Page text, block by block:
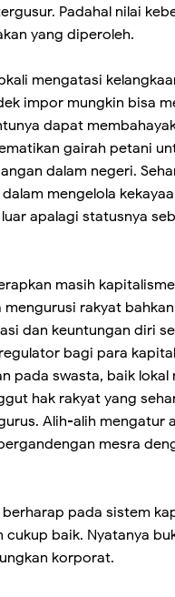
Padahal nilai
yang diperoleh.
mengatasi
impor mungkin bisa
dapat
gairah petani
dalam negeri.
mengelola
apalagi statusnya
masih
rakyat
dan keuntungan diri
bagi para
pada swasta, baik
hak rakyat yang
Alih-alih mengatur
mesra
pada sistem
baik. Nyatanya
korporat.